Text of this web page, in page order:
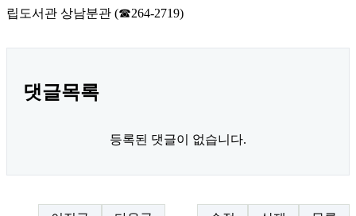
립도서관 상남분관 (☎264-2719)
댓글목록
등록된 댓글이 없습니다.